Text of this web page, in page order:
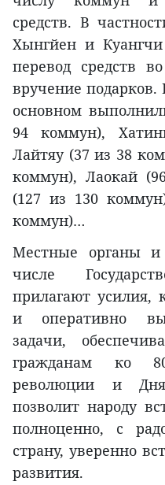
средств. В
Хынгйен и
перевод средств
вручение подарков.
основном
94 коммун),
Лайтяу (37 из 38
коммун), Лаокай
(127 из 130
коммун)…
Местные органы и
числе
прилагают усилия,
и оперативно
задачи,
гражданам ко
революции и Дня
позволит народу
полноценно, с
страну, уверенно
развития.